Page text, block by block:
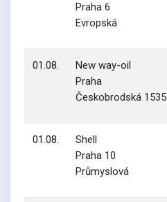
Praha 6
Evropská
01.08.
New way-oil
Praha
Českobrodská 1535
01.08.
Shell
Praha 10
Průmyslová